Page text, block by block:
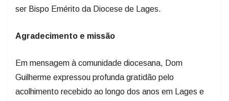
ser Bispo Emérito da Diocese de Lages.
Agradecimento e missão
Em mensagem à comunidade diocesana, Dom
Guilherme expressou profunda gratidão pelo
acolhimento recebido ao longo dos anos em Lages e